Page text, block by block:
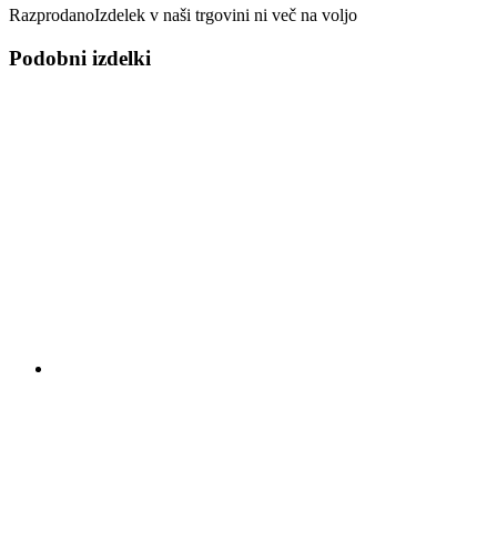
RazprodanoIzdelek v naši trgovini ni več na voljo
Podobni izdelki